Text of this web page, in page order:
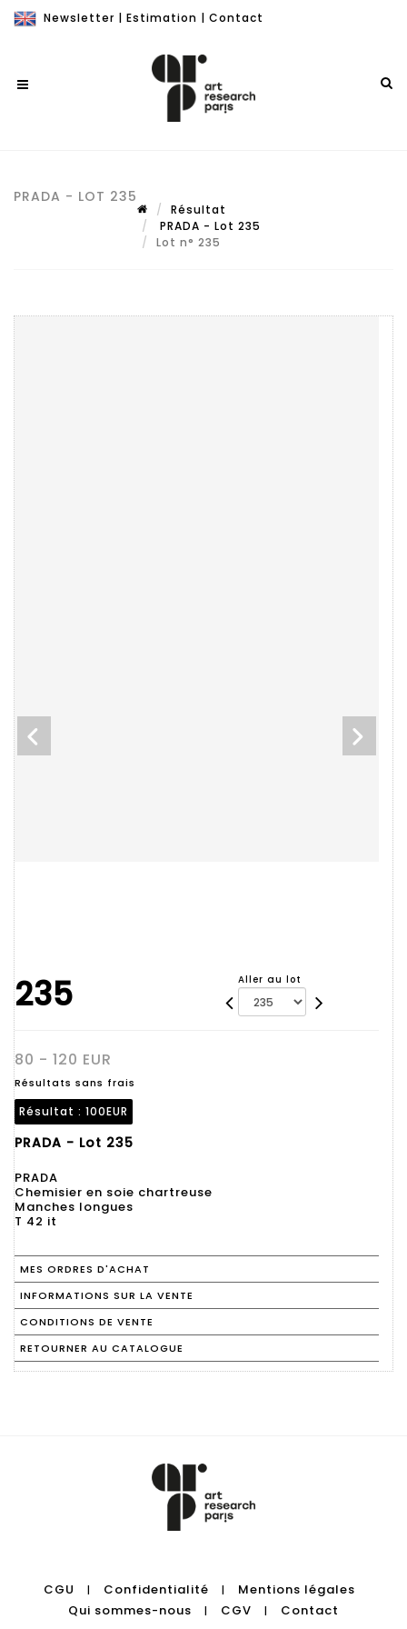
Newsletter | Estimation | Contact
PRADA - LOT 235
Résultat
PRADA - Lot 235
Lot n° 235
235 Aller au lot
80 - 120 EUR
Résultats sans frais
Résultat : 100EUR
PRADA - Lot 235
PRADA
Chemisier en soie chartreuse
Manches longues
T 42 it
MES ORDRES D'ACHAT
INFORMATIONS SUR LA VENTE
CONDITIONS DE VENTE
RETOURNER AU CATALOGUE
CGU | Confidentialité |
Mentions légales
Qui sommes-nous
| CGV | Contact